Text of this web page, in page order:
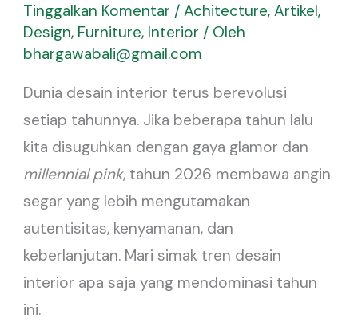
Tinggalkan Komentar /Achitecture,Artikel,
Design, Furniture, Interior / Oleh
bhargawabali@gmail.com
Dunia desain interior terus berevolusi
setiap tahunnya. Jika beberapa tahun lalu
kita disuguhkan dengan gaya glamor dan
millennial pink, tahun 2026 membawa angin
segar yang lebih mengutamakan
autentisitas, kenyamanan, dan
keberlanjutan. Mari simak tren desain
interior apa saja yang mendominasi tahun
ini.